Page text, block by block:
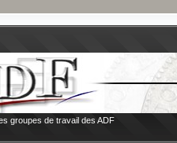
groupes de travail des ADF